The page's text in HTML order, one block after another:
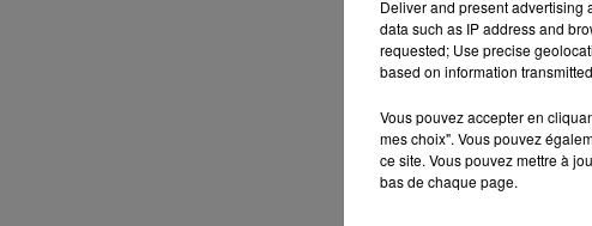
Deliver and present advertising
data such as IP address and
requested; Use precise
based on information
Vous pouvez accepter en
mes choix". Vous pouvez
ce site. Vous pouvez mettre à
bas de chaque page.